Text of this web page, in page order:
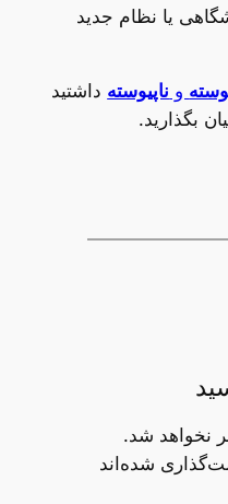
یا نظام جدید
و ناپیوسته داشتید
بگذارید.
نخواهد شد.
شده‌اند